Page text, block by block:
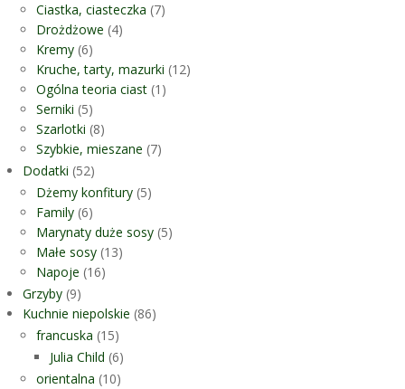
Ciastka, ciasteczka (7)
Drożdżowe (4)
Kremy (6)
Kruche, tarty, mazurki (12)
Ogólna teoria ciast (1)
Serniki (5)
Szarlotki (8)
Szybkie, mieszane (7)
Dodatki (52)
Dżemy konfitury (5)
Family (6)
Marynaty duże sosy (5)
Małe sosy (13)
Napoje (16)
Grzyby (9)
Kuchnie niepolskie (86)
francuska (15)
Julia Child (6)
orientalna (10)